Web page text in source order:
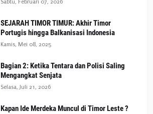
Sabtu, Februari 07, 2026
SEJARAH TIMOR TIMUR: Akhir Timor
Portugis hingga Balkanisasi Indonesia
Kamis, Mei 08, 2025
Bagian 2: Ketika Tentara dan Polisi Saling
Mengangkat Senjata
Selasa, Juli 21, 2026
Kapan Ide Merdeka Muncul di Timor Leste ?